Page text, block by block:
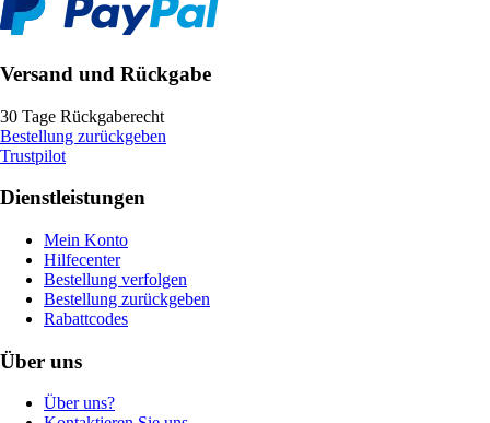
Versand und Rückgabe
30 Tage Rückgaberecht
Bestellung zurückgeben
Trustpilot
Dienstleistungen
Mein Konto
Hilfecenter
Bestellung verfolgen
Bestellung zurückgeben
Rabattcodes
Über uns
Über uns?